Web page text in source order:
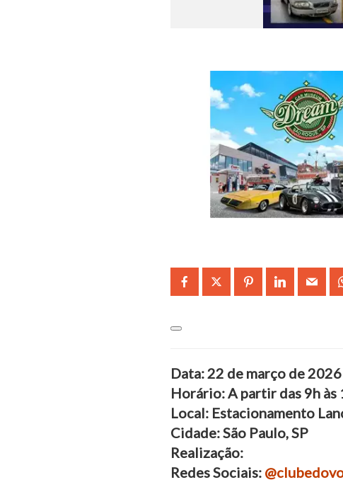
Data: 22 de março de
Horário: A partir das 9h às
Local: Estacionamento
Cidade: São Paulo, SP
Realização:
Redes Sociais: